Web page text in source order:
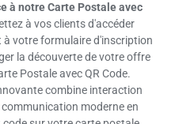
à notre Carte Postale avec
à vos clients d'accéder
votre formulaire d'inscription
la découverte de votre offre
Postale avec QR Code.
combine interaction
moderne en